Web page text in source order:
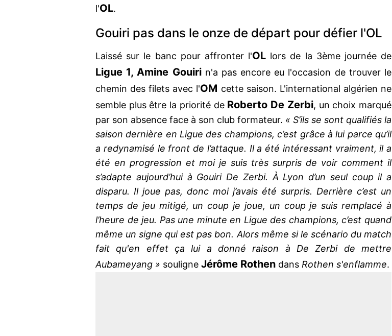
l'OL.
Gouiri pas dans le onze de départ pour défier l'OL
Laissé sur le banc pour affronter l'OL lors de la 3ème journée de
Ligue 1, Amine Gouirin'a pas encore eu l'occasion de trouver le
chemin des filets avec l'OM cette saison. L'international algérien ne
semble plus être la priorité de Roberto De Zerbi, un choix marqué
par son absence face à son club formateur. « S’ils se sont qualifiés la
saison dernière en Ligue des champions, c’est grâce à lui parce qu’il
a redynamisé le front de l’attaque. Il a été intéressant vraiment, il a
été en progression et moi je suis très surpris de voir comment il
s’adapte aujourd’hui à Gouiri De Zerbi. À Lyon d’un seul coup il a
disparu. Il joue pas, donc moi j’avais été surpris. Derrière c’est un
temps de jeu mitigé, un coup je joue, un coup je suis remplacé à
l’heure de jeu. Pas une minute en Ligue des champions, c’est quand
même un signe qui est pas bon. Alors même si le scénario du match
fait qu'en effet ça lui a donné raison à De Zerbi de mettre
Aubameyang » souligne Jérôme Rothen dans Rothen s'enflamme.